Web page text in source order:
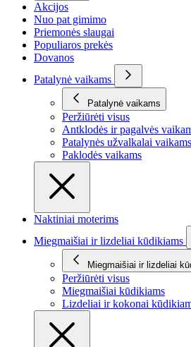
Akcijos
Nuo pat gimimo
Priemonės slaugai
Populiaros prekės
Dovanos
Patalynė vaikams
Patalynė vaikams
Peržiūrėti visus
Antklodės ir pagalvės
Patalynės užvalkalai vaikams
Paklodės vaikams
Naktiniai moterims
Miegmaišiai ir lizdeliai kūdikiams
Miegmaišiai ir lizdeliai
Peržiūrėti visus
Miegmaišiai kūdikiams
Lizdeliai ir kokonai